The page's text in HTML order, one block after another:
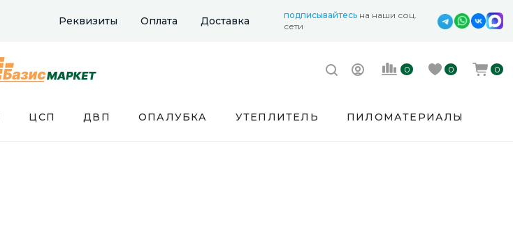
Реквизиты Оплата Доставка подписывайтесь на наши соц.
сети
0 0 0
ЦСП ДВП ОПАЛУБКА УТЕПЛИТЕЛЬ ПИЛОМАТЕРИАЛЫ